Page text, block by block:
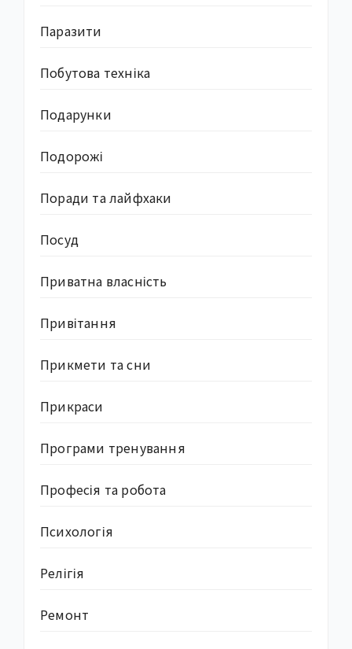
Паразити
Побутова техніка
Подарунки
Подорожі
Поради та лайфхаки
Посуд
Приватна власність
Привітання
Прикмети та сни
Прикраси
Програми тренування
Професія та робота
Психологія
Релігія
Ремонт